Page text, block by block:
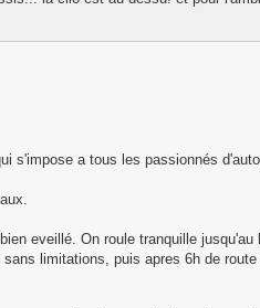
s'impose a tous les passionnés
eveillé. On roule tranquille
limitations, puis apres 6h de